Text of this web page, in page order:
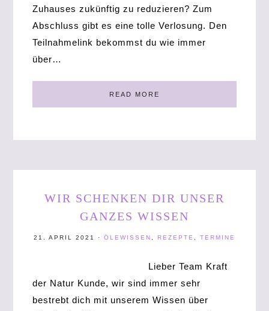
Zuhauses zukünftig zu reduzieren? Zum
Abschluss gibt es eine tolle Verlosung. Den
Teilnahmelink bekommst du wie immer
über…
READ MORE
WIR SCHENKEN DIR UNSER
GANZES WISSEN
21. APRIL 2021 · ÖLEWISSEN REZEPTE TERMINE
Lieber Team Kraft
der Natur Kunde, wir sind immer sehr
bestrebt dich mit unserem Wissen über